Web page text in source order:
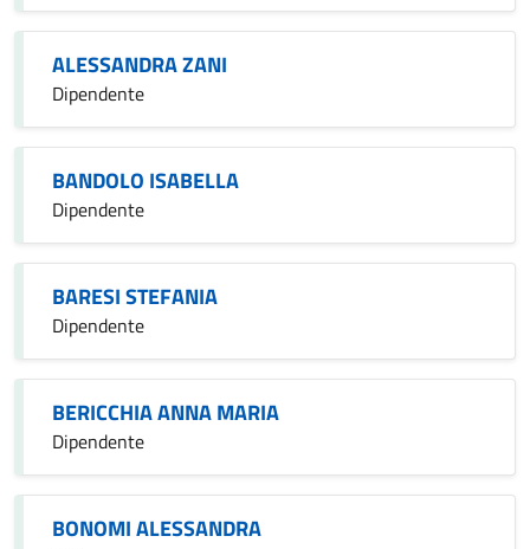
ALESSANDRA ZANI
Dipendente
BANDOLO ISABELLA
Dipendente
BARESI STEFANIA
Dipendente
BERICCHIA ANNA MARIA
Dipendente
BONOMI ALESSANDRA